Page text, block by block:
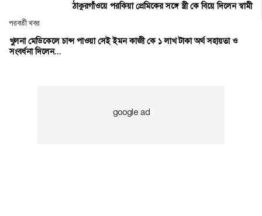
ঠাকুরগাঁওয়ে পরকিয়া প্রেমিকের সঙ্গে স্ত্রী কে বিয়ে দিলেন স্বামী
পরবর্তী খবর
খুলনা মেডিকেলে চান্স পাওয়া সেই ইমন কাজী কে ১ লাখ টাকা অর্থ সহায়তা ও
সংবর্ধনা দিলেন...